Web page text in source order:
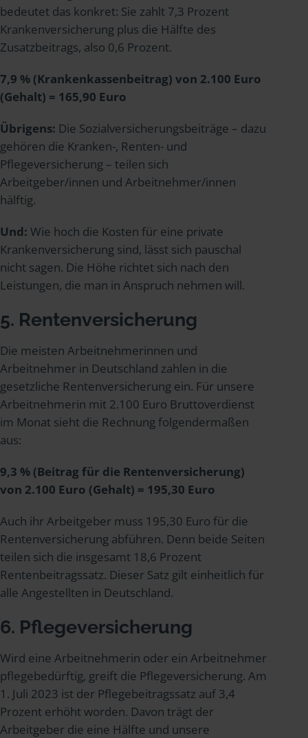
bedeutet das konkret: Sie zahlt 7,3 Prozent
Krankenversicherung plus die Hälfte des
Zusatzbeitrags, also 0,6 Prozent.
7,9 % (Krankenkassenbeitrag) von 2.100 Euro
(Gehalt) = 165,90 Euro
Übrigens: Die Sozialversicherungsbeiträge – dazu
gehören die Kranken-, Renten- und
Pflegeversicherung – teilen sich
Arbeitgeber/innen und Arbeitnehmer/innen
hälftig.
Und: Wie hoch die Kosten für eine private
Krankenversicherung sind, lässt sich pauschal
nicht sagen. Die Höhe richtet sich nach den
Leistungen, die man in Anspruch nehmen will.
5. Rentenversicherung
Die meisten Arbeitnehmerinnen und
Arbeitnehmer in Deutschland zahlen in die
gesetzliche Rentenversicherung ein. Für unsere
Arbeitnehmerin mit 2.100 Euro Bruttoverdienst
im Monat sieht die Rechnung folgendermaßen
aus:
9,3 % (Beitrag für die Rentenversicherung)
von 2.100 Euro (Gehalt) = 195,30 Euro
Auch ihr Arbeitgeber muss 195,30 Euro für die
Rentenversicherung abführen. Denn beide Seiten
teilen sich die insgesamt 18,6 Prozent
Rentenbeitragssatz. Dieser Satz gilt einheitlich für
alle Angestellten in Deutschland.
6. Pflegeversicherung
Wird eine Arbeitnehmerin oder ein Arbeitnehmer
pflegebedürftig, greift die Pflegeversicherung. Am
1. Juli 2023 ist der Pflegebeitragssatz auf 3,4
Prozent erhöht worden. Davon trägt der
Arbeitgeber die eine Hälfte und unsere